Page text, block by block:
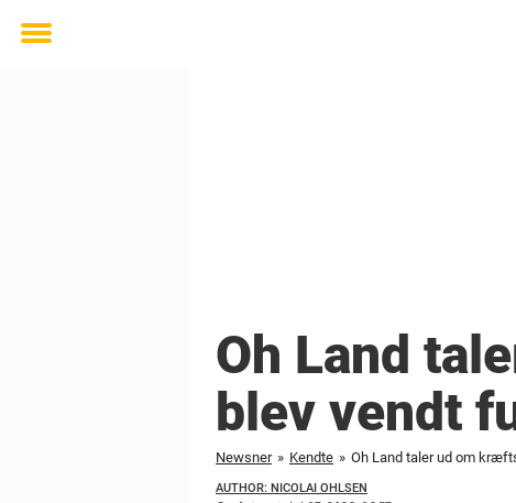
Toggle
Oh Land
blev vendt
Newsner » Kendte » Oh Land taler ud om
AUTHOR: NICOLAI OHLSEN